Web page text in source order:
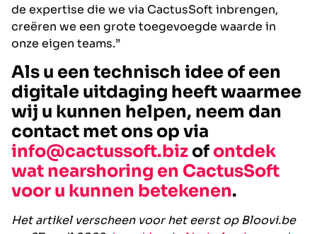
de expertise die we via CactusSoft inbrengen,
creëren we een grote toegevoegde waarde in
onze eigen teams.”
Als u een technisch idee of een
digitale uitdaging heeft waarmee
wij u kunnen helpen, neem dan
contact met ons op via
info@cactussoft.biz of ontdek
wat nearshoring en CactusSoft
voor u kunnen betekenen.
Het artikel verscheen voor het eerst op Bloovi.be